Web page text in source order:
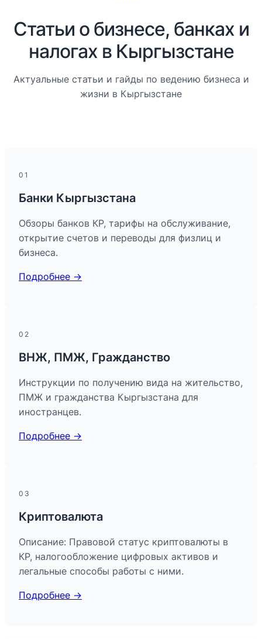
Статьи о бизнесе, банках и
налогах в Кыргызстане
Актуальные статьи и гайды по ведению бизнеса и
жизни в Кыргызстане
01
Банки Кыргызстана
Обзоры банков КР, тарифы на обслуживание,
открытие счетов и переводы для физлиц и
бизнеса.
Подробнее →
02
ВНЖ, ПМЖ, Гражданство
Инструкции по получению вида на жительство,
ПМЖ и гражданства Кыргызстана для
иностранцев.
Подробнее →
03
Криптовалюта
Описание: Правовой статус криптовалюты в
КР, налогообложение цифровых активов и
легальные способы работы с ними.
Подробнее →